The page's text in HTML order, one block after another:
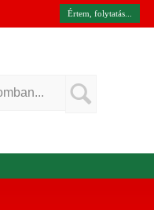
Értem, folytatás...